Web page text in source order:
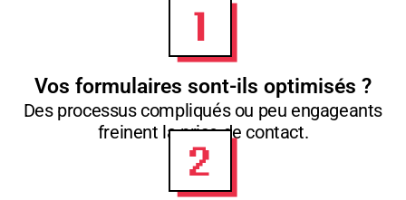
Vos formulaires sont-ils optimisés ?
Des processus compliqués ou peu engageants
freinent la prise de contact.